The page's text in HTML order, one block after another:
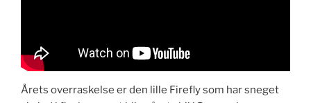
​Årets overraskelse er den lille Firefly som har sneget